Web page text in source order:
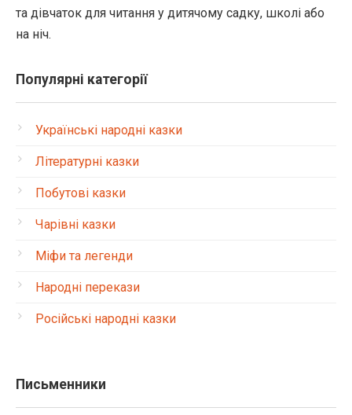
та дівчаток для читання у дитячому садку, школі або
на ніч.
Популярні категорії
Українські народні казки
Літературні казки
Побутові казки
Чарівні казки
Міфи та легенди
Народні перекази
Російські народні казки
Письменники